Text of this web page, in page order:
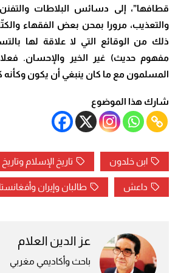
قطافها”، إلى دسائس البلاطات
والتعذيب، مرورا بمحن بعض الفقهاء
ذلك من الوقائع التي لا علاقة لها
مفهوم حديث) غير الخير والإحسان.
المسلمون مع ما كان ينبغي أن يكون
شارك هذا الموضوع
ابن خلدون تاريخ الإسلام
داعش طالبان وإيران
عز الدين العلام
باحث وأكاديمي مغربي